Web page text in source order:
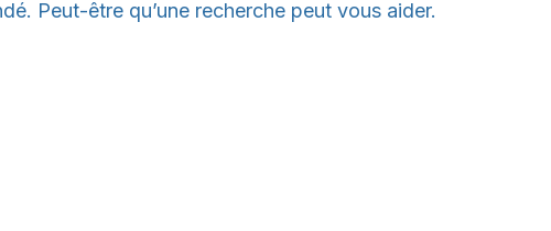
Peut-être qu’une recherche peut vous aider.